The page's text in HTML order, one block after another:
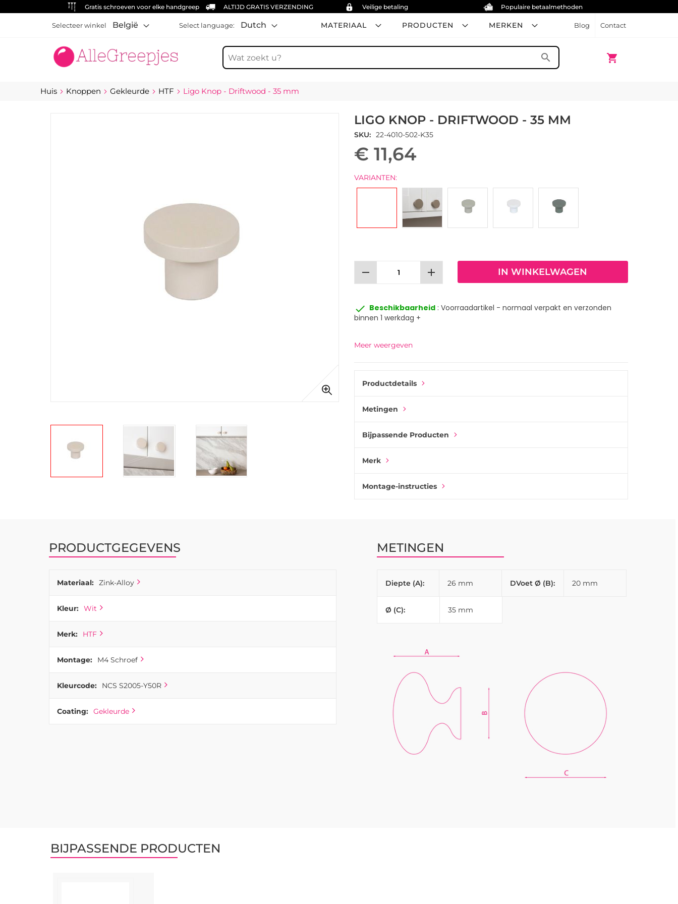
Gratis schroeven voor elke handgreep ALTIJD GRATIS VERZENDING Veilige betaling Populaire betaalmethoden
MATERIAAL PRODUCTEN MERKEN Blog Contact
Selecteer winkel België Select language: Dutch
shopping_cart
Winkelwagen
Zoek
search
Huis Knoppen Gekleurde HTF Ligo Knop - Driftwood - 35 mm
de
afbeeldingen-
LIGO KNOP - DRIFTWOOD - 35 MM
SKU 22-4010-502-K35
€ 11,64
VARIANTEN:
remove add IN WINKELWAGEN
done Beschikbaarheid : Voorraadartikel - normaal verpakt en verzonden
binnen 1 werkdag +
Meer weergeven
Productdetails
Metingen
Bijpassende Producten
Merk
Montage-instructies
PRODUCTGEGEVENS
Materiaal: Zink-Alloy
Kleur: Wit
Merk: HTF
Montage: M4 Schroef
Kleurcode: NCS S2005-Y50R
Coating: Gekleurde
METINGEN
Diepte (A): 26 mm DVoet Ø (B): 20 mm
Ø (C): 35 mm
BIJPASSENDE PRODUCTEN